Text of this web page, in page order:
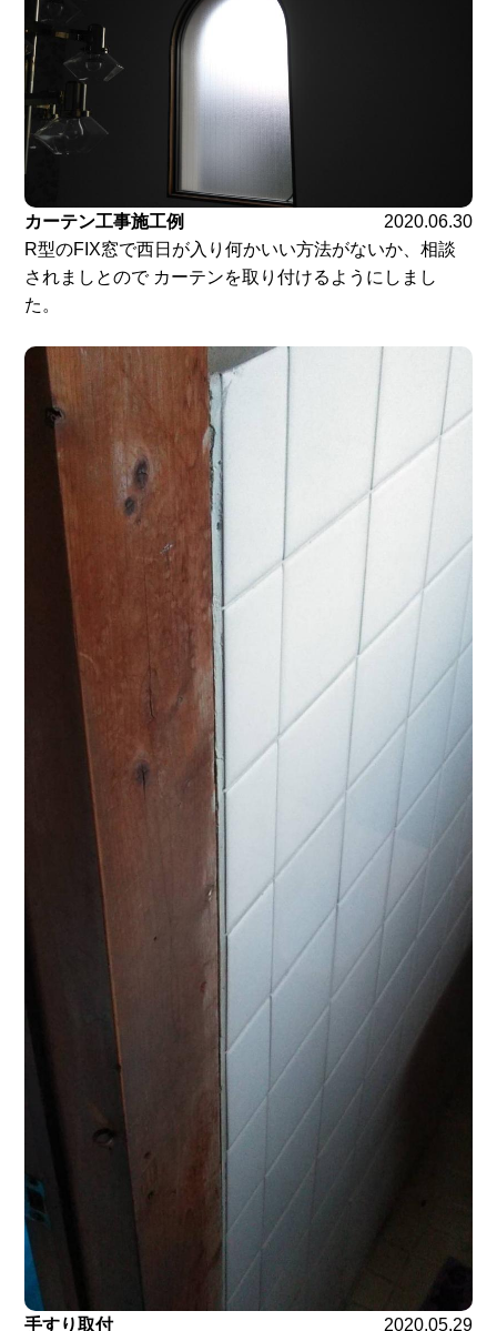
カーテン工事施工例
2020.06.30
R型のFIX窓で西日が入り何かいい方法がないか、相談
されましとので カーテンを取り付けるようにしまし
た。
手すり取付 2020.05.29